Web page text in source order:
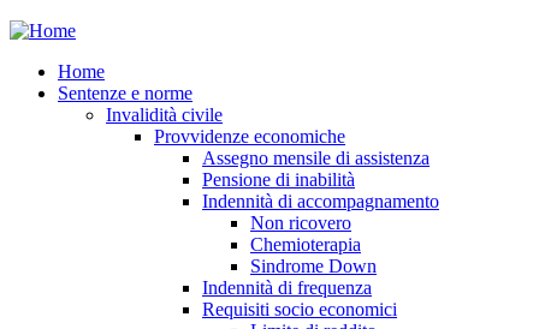
Home
Sentenze e norme
Invalidità civile
Provvidenze economiche
Assegno mensile di assistenza
Pensione di inabilità
Indennità di accompagnamento
Non ricovero
Chemioterapia
Sindrome Down
Indennità di frequenza
Requisiti socio economici